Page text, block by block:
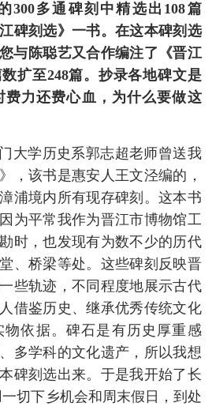
300多通碑刻中精选出108篇
碑刻选》一书。在这本碑刻选
与陈聪艺又合作编注了《晋江
扩至248篇。抄录各地碑文是
费力还费心血，为什么要做这
大学历史系郭志超老师曾送我
，该书是惠安人王文泾编的，
浦境内所有现存碑刻。这本书
为平常我作为晋江市博物馆工
时，也发现有为数不少的历代
、桥梁等处。这些碑刻反映晋
些轨迹，不同程度地展示古代
借鉴历史、继承优秀传统文化
依据。碑石是有历史厚重感
多学科的文化遗产，所以我想
碑刻选出来。于是我开始了长
切下乡机会和周末假日，到处